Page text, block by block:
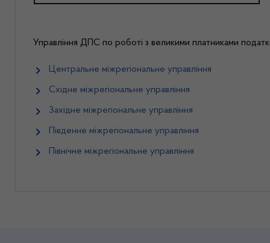
Управління ДПС по роботі з великими платниками
Центральне міжрегіональне управління
Східне міжрегіональне управління
Західне міжрегіональне управління
Південне міжрегіональне управління
Північне міжрегіональне управління